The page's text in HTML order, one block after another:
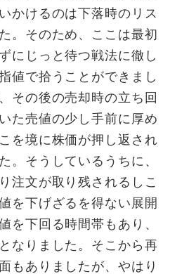
かけるのは下落時のリス
。そのため、ここは最初
にじっと待つ戦法に徹し
値で拾うことができまし
その後の売却時の立ち回
た売値の少し手前に厚め
を境に株価が押し返され
。そうしているうちに、
注文が取り残されるしこ
を下げざるを得ない展開
を下回る時間帯もあり、
なりました。そこから再
もありましたが、やはり